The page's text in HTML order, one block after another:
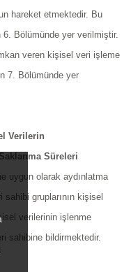
hareket etmektedir. Bu
6. Bölümünde yer verilmiştir.
veren kişisel veri işleme
7. Bölümünde yer
Verilerin
Süreleri
uygun olarak aydınlatma
gruplarının kişisel
verilerinin işlenme
sahibine bildirmektedir.